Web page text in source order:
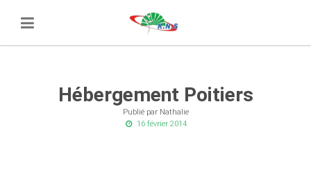
Hébergement Poitiers
Publié par Nathalie
16 février 2014